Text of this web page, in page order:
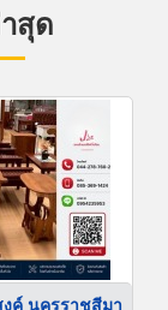
สุด
งค์ นครราชสีมา